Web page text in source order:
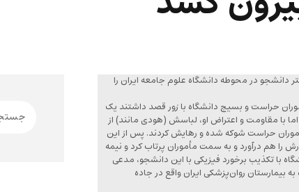
در محوطه دانشگاه علوم جامعه ایران را
تهران مأموران حراست و بسیج دانشگاه با زور قصد داشتند یک
با مقاومت و اعتراض او، لباسش (هودی مانند) از
حراست شوکه شده و رهایش کردند. پس از این
را هم درآورد و به سمت مأموران پرتاب کرد و نیمه
تکذیب برخورد فیزیکی با این دانشجو، مدعی
بیمارستان روان‌پزشکی ایران واقع در جاده